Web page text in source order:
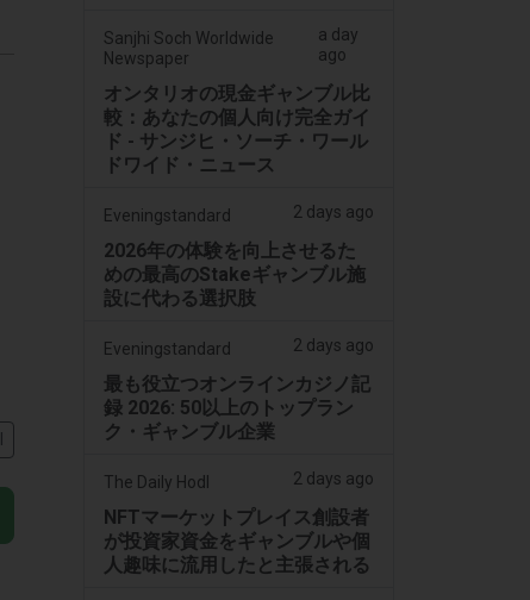
Sanjhi Soch Worldwide
Newspaper
a day
ago
オンタリオの現金ギャンブル比
較：あなたの個人向け完全ガイ
ド - サンジヒ・ソーチ・ワール
ドワイド・ニュース
Eveningstandard 2 days ago
2026年の体験を向上させるた
めの最高のStakeギャンブル施
設に代わる選択肢
Eveningstandard 2 days ago
最も役立つオンラインカジノ記
録 2026: 50以上のトップラン
ク・ギャンブル企業
The Daily Hodl 2 days ago
NFTマーケットプレイス創設者
が投資家資金をギャンブルや個
人趣味に流用したと主張される